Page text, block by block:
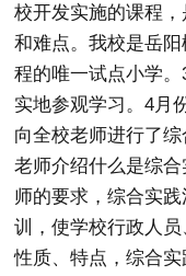
校开发实施的课程
和难点。我校是岳
程的唯一试点小学
实地参观学习。4月
向全校老师进行了
老师介绍什么是综
师的要求，综合实
训，使学校行政人
性质、特点，综合